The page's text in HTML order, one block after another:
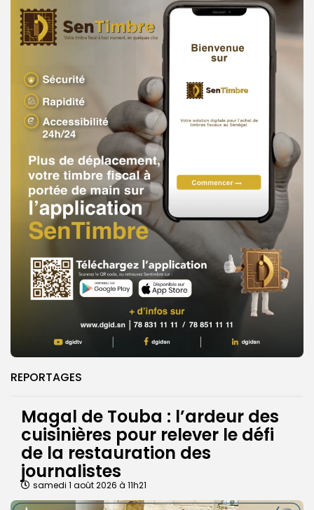
REPORTAGES
Magal de Touba : l’ardeur des
cuisinières pour relever le défi
de la restauration des
journalistes
samedi 1 août 2026 à 11h21